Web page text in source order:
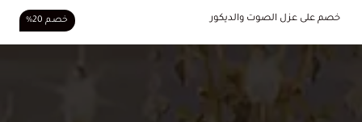
خصم على عزل الصوت والديكور خصـم 20%